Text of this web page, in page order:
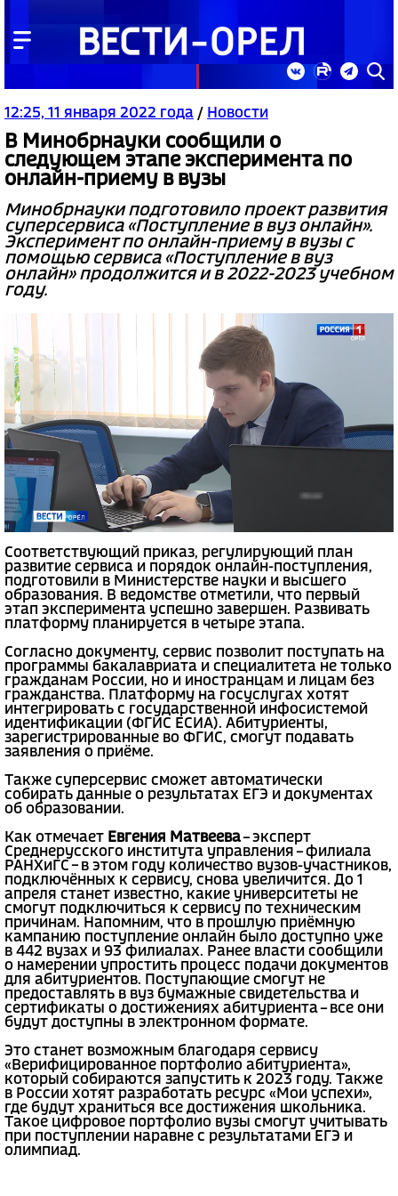
12:25, 11 января 2022 года / Новости
В Минобрнауки сообщили о
следующем этапе эксперимента по
онлайн-приему в вузы
Минобрнауки подготовило проект развития
суперсервиса «Поступление в вуз онлайн».
Эксперимент по онлайн-приему в вузы с
помощью сервиса «Поступление в вуз
онлайн» продолжится и в 2022-2023 учебном
году.
Соответствующий приказ, регулирующий план
развитие сервиса и порядок онлайн-поступления,
подготовили в Министерстве науки и высшего
образования. В ведомстве отметили, что первый
этап эксперимента успешно завершен. Развивать
платформу планируется в четыре этапа.
Согласно документу, сервис позволит поступать на
программы бакалавриата и специалитета не только
гражданам России, но и иностранцам и лицам без
гражданства. Платформу на госуслугах хотят
интегрировать с государственной инфосистемой
идентификации (ФГИС ЕСИА). Абитуриенты,
зарегистрированные во ФГИС, смогут подавать
заявления о приёме.
Также суперсервис сможет автоматически
собирать данные о результатах ЕГЭ и документах
об образовании.
Как отмечает Евгения Матвеева– эксперт
Среднерусского института управления – филиала
РАНХиГС – в этом году количество вузов-участников,
подключённых к сервису, снова увеличится. До 1
апреля станет известно, какие университеты не
смогут подключиться к сервису по техническим
причинам. Напомним, что в прошлую приёмную
кампанию поступление онлайн было доступно уже
в 442 вузах и 93 филиалах. Ранее власти сообщили
о намерении упростить процесс подачи документов
для абитуриентов. Поступающие смогут не
предоставлять в вуз бумажные свидетельства и
сертификаты о достижениях абитуриента – все они
будут доступны в электронном формате.
Это станет возможным благодаря сервису
«Верифицированное портфолио абитуриента»,
который собираются запустить к 2023 году. Также
в России хотят разработать ресурс «Мои успехи»,
где будут храниться все достижения школьника.
Такое цифровое портфолио вузы смогут учитывать
при поступлении наравне с результатами ЕГЭ и
олимпиад.